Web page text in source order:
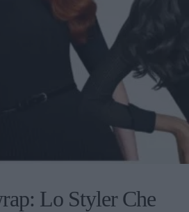
Lo Styler Che